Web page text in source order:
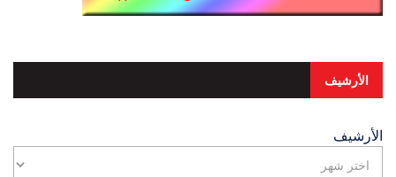
الأرشيف
الأرشيف